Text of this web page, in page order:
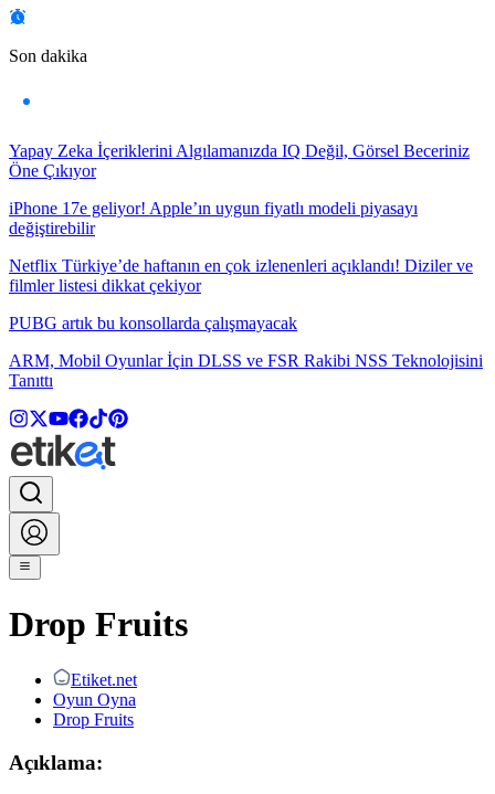
Son dakika
Yapay Zeka İçeriklerini Algılamanızda IQ Değil, Görsel Beceriniz
Öne Çıkıyor
iPhone 17e geliyor! Apple’ın uygun fiyatlı modeli piyasayı
değiştirebilir
Netflix Türkiye’de haftanın en çok izlenenleri açıklandı! Diziler ve
filmler listesi dikkat çekiyor
PUBG artık bu konsollarda çalışmayacak
ARM, Mobil Oyunlar İçin DLSS ve FSR Rakibi NSS Teknolojisini
Tanıttı
Drop Fruits
Etiket.net
Oyun Oyna
Drop Fruits
Açıklama: